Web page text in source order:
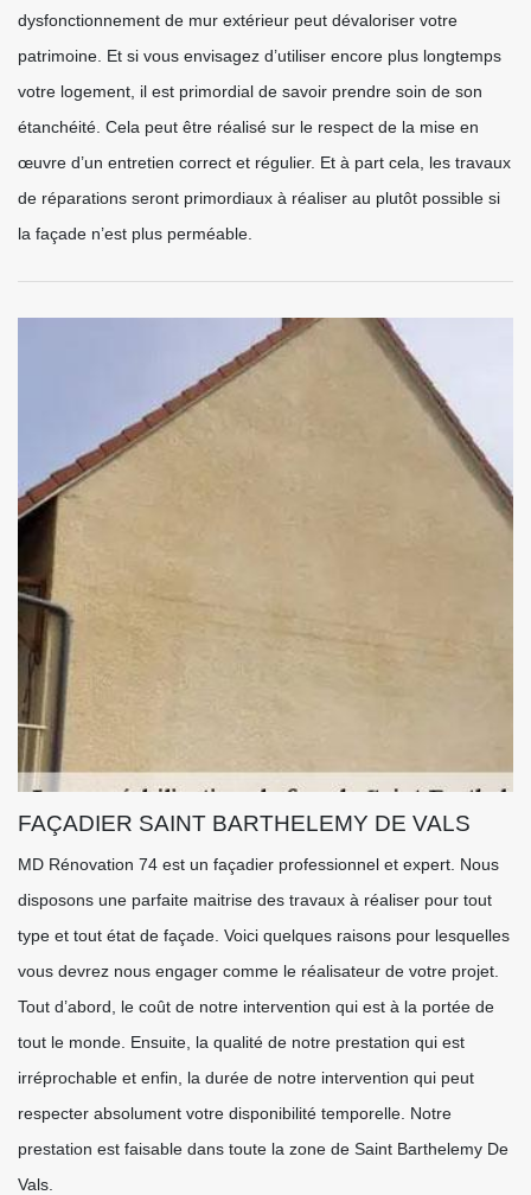
dysfonctionnement de mur extérieur peut dévaloriser votre
patrimoine. Et si vous envisagez d’utiliser encore plus longtemps
votre logement, il est primordial de savoir prendre soin de son
étanchéité. Cela peut être réalisé sur le respect de la mise en
œuvre d’un entretien correct et régulier. Et à part cela, les travaux
de réparations seront primordiaux à réaliser au plutôt possible si
la façade n’est plus perméable.
FAÇADIER SAINT BARTHELEMY DE VALS
MD Rénovation 74 est un façadier professionnel et expert. Nous
disposons une parfaite maitrise des travaux à réaliser pour tout
type et tout état de façade. Voici quelques raisons pour lesquelles
vous devrez nous engager comme le réalisateur de votre projet.
Tout d’abord, le coût de notre intervention qui est à la portée de
tout le monde. Ensuite, la qualité de notre prestation qui est
irréprochable et enfin, la durée de notre intervention qui peut
respecter absolument votre disponibilité temporelle. Notre
prestation est faisable dans toute la zone de Saint Barthelemy De
Vals.